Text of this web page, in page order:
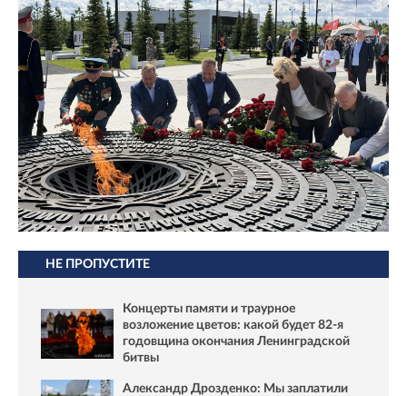
НЕ ПРОПУСТИТЕ
Концерты памяти и траурное
возложение цветов: какой будет 82-я
годовщина окончания Ленинградской
битвы
Александр Дрозденко: Мы заплатили